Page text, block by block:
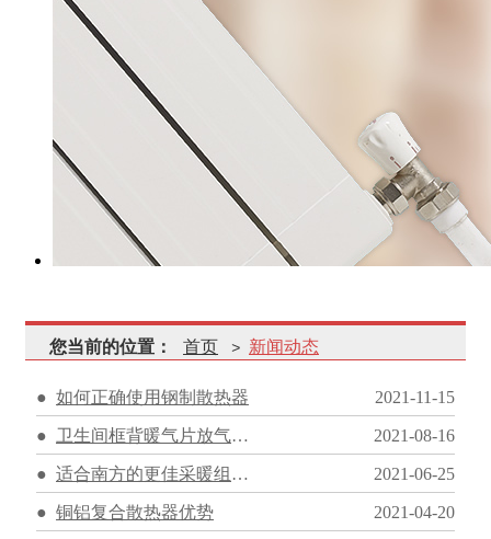
您当前的位置： 首页 > 新闻动态
如何正确使用钢制散热器 2021-11-15
卫生间框背暖气片放气步骤 2021-08-16
适合南方的更佳采暖组合暖气片+壁挂炉 2021-06-25
铜铝复合散热器优势 2021-04-20